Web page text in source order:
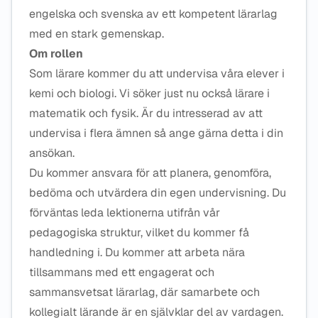
engelska och svenska av ett kompetent lärarlag
med en stark gemenskap.
Om rollen
Som lärare kommer du att undervisa våra elever i
kemi och biologi. Vi söker just nu också lärare i
matematik och fysik. Är du intresserad av att
undervisa i flera ämnen så ange gärna detta i din
ansökan.
Du kommer ansvara för att planera, genomföra,
bedöma och utvärdera din egen undervisning. Du
förväntas leda lektionerna utifrån vår
pedagogiska struktur, vilket du kommer få
handledning i. Du kommer att arbeta nära
tillsammans med ett engagerat och
sammansvetsat lärarlag, där samarbete och
kollegialt lärande är en självklar del av vardagen.